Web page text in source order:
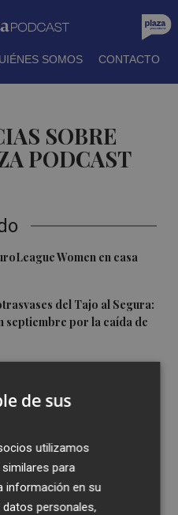
SOMOS CONTACTO
SOBRE
PODCAST
Women en casa
del Tajo al Segura:
septiembre por la caída de
o The Basement
España y no reevaluará la
el 15 de agosto
de sus
utilizamos
para
información en su
personales,